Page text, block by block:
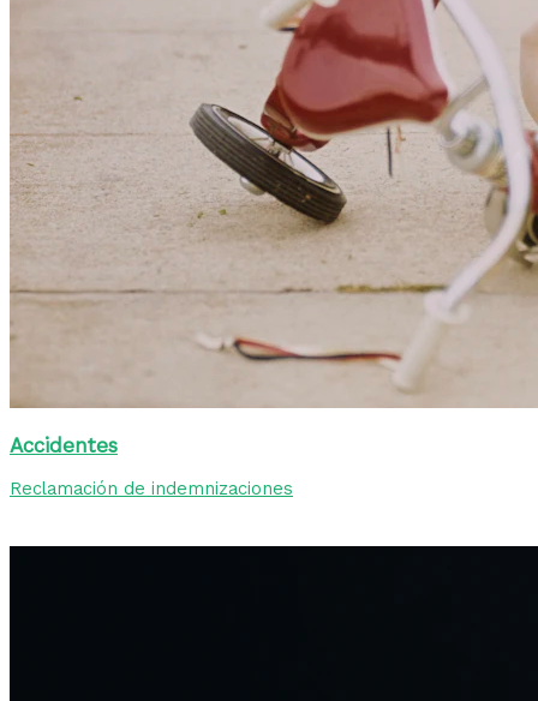
Accidentes
Reclamación de indemnizaciones